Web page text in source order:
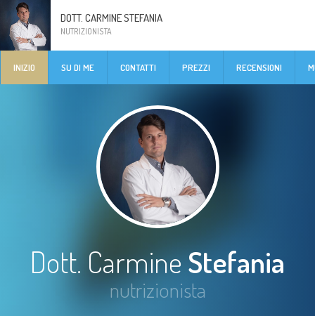
DOTT. CARMINE STEFANIA
NUTRIZIONISTA
INIZIO SU DI ME CONTATTI PREZZI RECENSIONI
Dott. CarmineStefania
nutrizionista